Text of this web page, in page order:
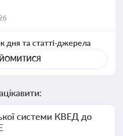
дня та статті-джерела
системи КВЕД до